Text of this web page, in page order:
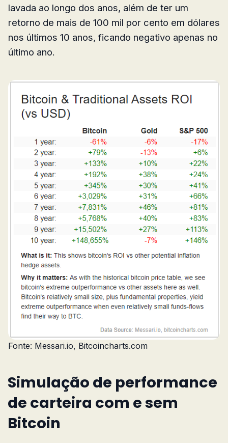
lavada ao longo dos anos, além de ter um
retorno de mais de 100 mil por cento em dólares
nos últimos 10 anos, ficando negativo apenas no
último ano.
Fonte: Messari.io, Bitcoincharts.com
Simulação de performance
de carteira com e sem
Bitcoin